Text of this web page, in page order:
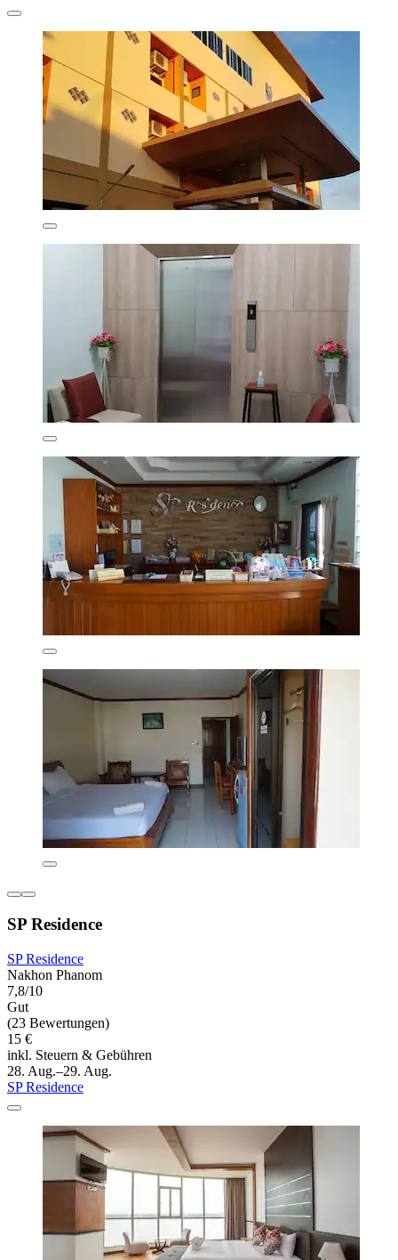
SP Residence
SP Residence
Nakhon Phanom
7,8/10
Gut
(23 Bewertungen)
15 €
inkl. Steuern & Gebühren
28. Aug.–29. Aug.
SP Residence